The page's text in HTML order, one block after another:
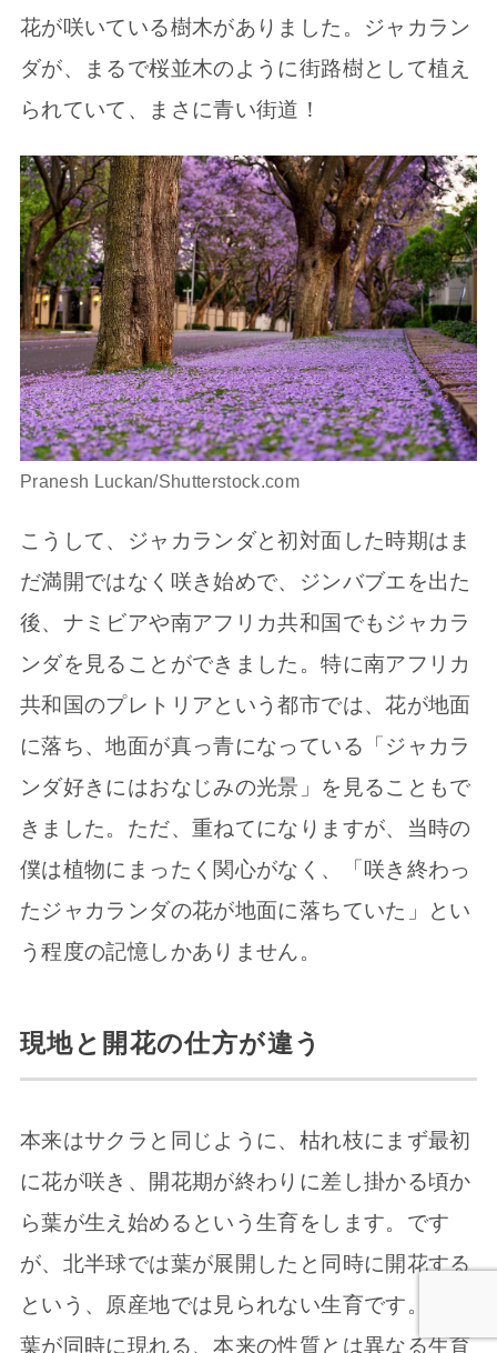
花が咲いている樹木がありました。ジャカラン
ダが、まるで桜並木のように街路樹として植え
られていて、まさに青い街道！
Pranesh Luckan/Shutterstock.com
こうして、ジャカランダと初対面した時期はま
だ満開ではなく咲き始めで、ジンバブエを出た
後、ナミビアや南アフリカ共和国でもジャカラ
ンダを見ることができました。特に南アフリカ
共和国のプレトリアという都市では、花が地面
に落ち、地面が真っ青になっている「ジャカラ
ンダ好きにはおなじみの光景」を見ることもで
きました。ただ、重ねてになりますが、当時の
僕は植物にまったく関心がなく、「咲き終わっ
たジャカランダの花が地面に落ちていた」とい
う程度の記憶しかありません。
現地と開花の仕方が違う
本来はサクラと同じように、枯れ枝にまず最初
に花が咲き、開花期が終わりに差し掛かる頃か
ら葉が生え始めるという生育をします。です
が、北半球では葉が展開したと同時に開花する
という、原産地では見られない生育です。花と
葉が同時に現れる、本来の性質とは異なる生育